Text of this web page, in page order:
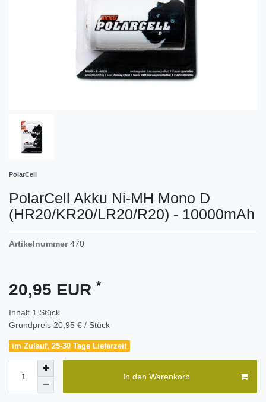
PolarCell
PolarCell Akku Ni-MH Mono D
(HR20/KR20/LR20/R20) - 10000mAh
Artikelnummer 470
20,95 EUR *
Inhalt 1 Stück
Grundpreis 20,95 € / Stück
im Zulauf, 25-30 Tage Lieferzeit
In den Warenkorb